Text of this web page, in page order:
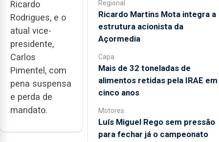
Ricardo
Rodrigues, e o
atual vice-
presidente,
Carlos
Pimentel, com
pena suspensa
e perda de
mandato.
Regional
Ricardo Martins Mota integra a
estrutura acionista da
Açormedia
Capa
Mais de 32 toneladas de
alimentos retidas pela IRAE em
cinco anos
Motores
Luís Miguel Rego sem pressão
para fechar já o campeonato